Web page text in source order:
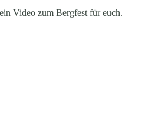
Video zum Bergfest für euch.